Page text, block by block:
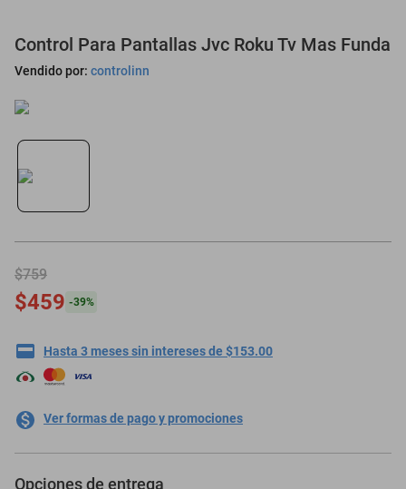
Control Para Pantallas Jvc Roku Tv Mas Funda
Vendido por: controlinn
$759
$459 -39%
Hasta 3 meses sin intereses de $153.00
Ver formas de pago y promociones
Opciones de entrega